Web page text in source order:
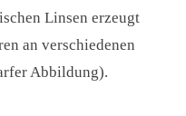
Linsen erzeugt
an verschiedenen
Abbildung).